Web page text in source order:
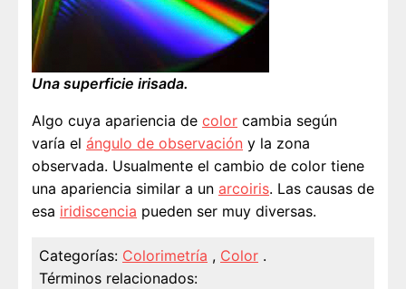
Una superficie irisada.
Algo cuya apariencia de color cambia según
varía el ángulo de observación y la zona
observada. Usualmente el cambio de color tiene
una apariencia similar a un arcoiris. Las causas de
esa iridiscencia pueden ser muy diversas.
Categorías: Colorimetría , Color .
Términos relacionados: